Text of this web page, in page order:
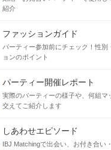
紹介
ファッションガイド
パーティー参加前にチェック！性別
ョンのポイント
パーティー開催レポート
実際のパーティーの様子や、何組マ
交えてご紹介します
しあわせエピソード
IBJ Matchingで出会い、お付き合い